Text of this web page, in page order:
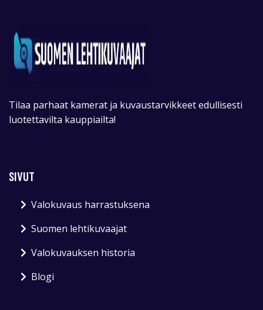
Tilaa parhaat kamerat ja kuvaustarvikkeet edullisesti
luotettavilta kauppiailta!
SIVUT
Valokuvaus harrastuksena
Suomen lehtikuvaajat
Valokuvauksen historia
Blogi